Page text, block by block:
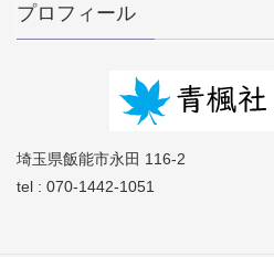
プロフィール
埼玉県飯能市永田 116-2
tel : 070-1442-1051